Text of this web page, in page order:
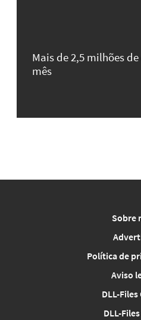
Mais de 2,5 milhões
mês
Sobre
Política de
Aviso
DLL-
DLL-